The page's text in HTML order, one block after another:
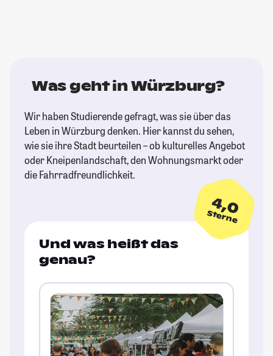
Was geht in Würzburg?
Wir haben Studierende gefragt, was sie über das
Leben in Würzburg denken. Hier kannst du sehen,
wie sie ihre Stadt beurteilen – ob kulturelles Angebot
oder Kneipenlandschaft, den Wohnungsmarkt oder
die Fahrradfreundlichkeit.
4,0
Sterne
Und was heißt das
genau?